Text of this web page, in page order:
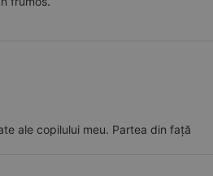
ale copilului meu. Partea din față